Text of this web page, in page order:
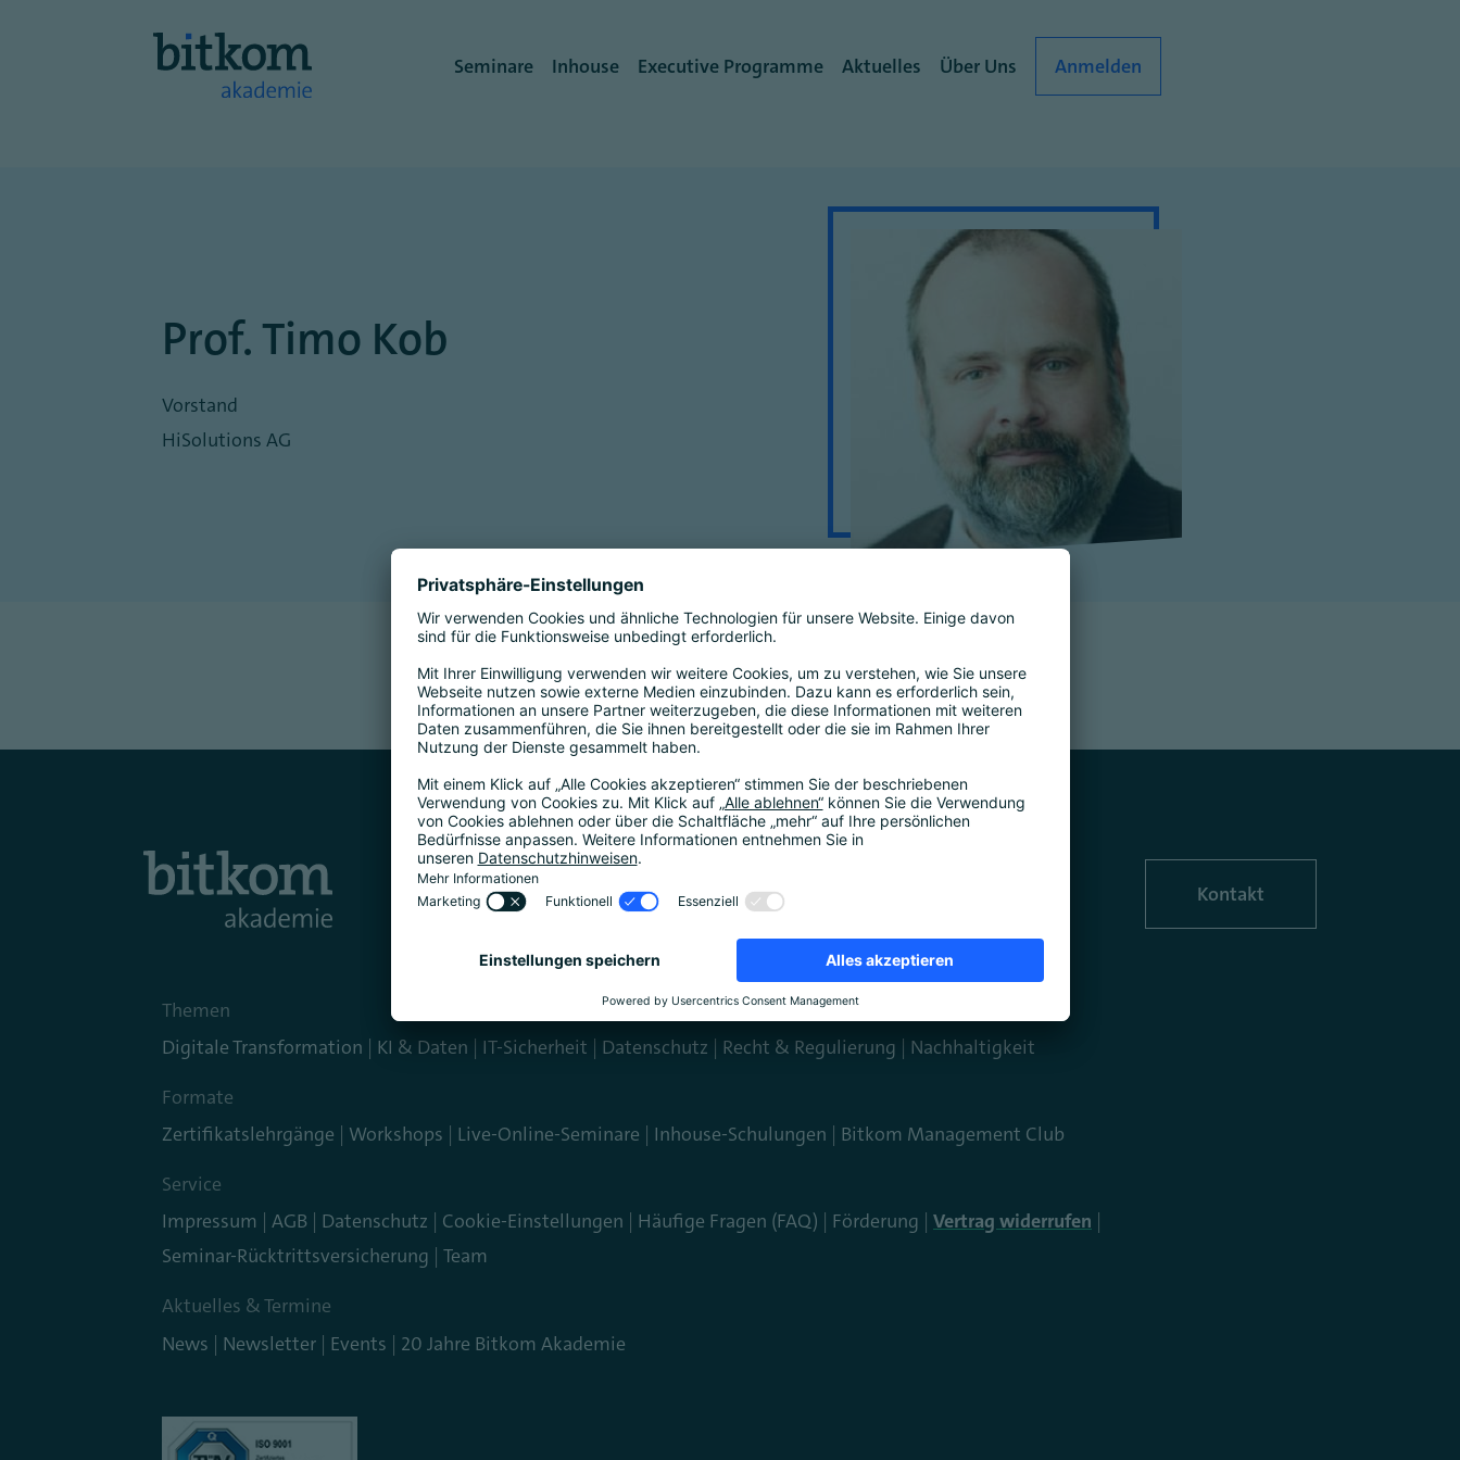
Prof. Timo Kob
Vorstand
HiSolutions AG
Follow us on Kontakt
Themen
Digitale Transformation
KI & Daten IT-Sicherheit Datenschutz Recht & Regulierung
Nachhaltigkeit
Formate
Zertifikatslehrgänge
Workshops Live-Online-Seminare Inhouse-Schulungen
Bitkom Management Club
Service
Impressum
AGB Datenschutz Cookie-Einstellungen Häufige Fragen (FAQ) Förderung Vertrag widerrufen
Seminar-Rücktrittsversicherung Team
Aktuelles & Termine
News
Newsletter Events 20 Jahre Bitkom Akademie
Hauptnavigation
Seminare Inhouse Executive Programme Aktuelles Über Uns Anmelden